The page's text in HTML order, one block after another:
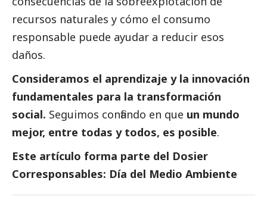
recursos naturales y cómo el consumo
responsable puede ayudar a reducir esos
daños.
Consideramos el aprendizaje y la innovación
fundamentales para la transformación
social. Seguimos confiando en que un mundo
mejor, entre todas y todos, es posible.
Este artículo forma parte del Dosier
Corresponsables: Día del Medio Ambiente